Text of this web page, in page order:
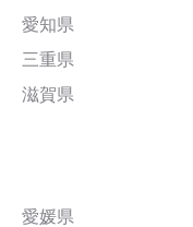
愛知県
三重県
滋賀県
愛媛県